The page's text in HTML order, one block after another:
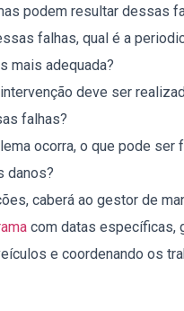
podem resultar dessas
falhas, qual é a
mais adequada?
deve ser
falhas?
ocorra, o que pode ser
danos?
caberá ao gestor de
com datas específicas,
e coordenando os